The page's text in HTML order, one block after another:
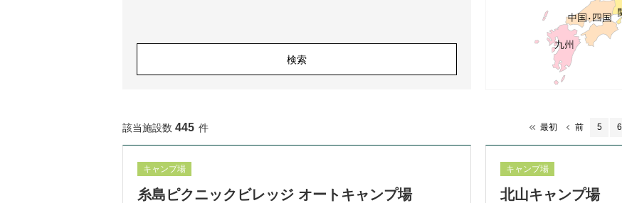
検索
該当施設数 445 件 最初 前 5 6
キャンプ場
糸島ピクニックビレッジ オートキャンプ場
キャンプ場
北山キャンプ場